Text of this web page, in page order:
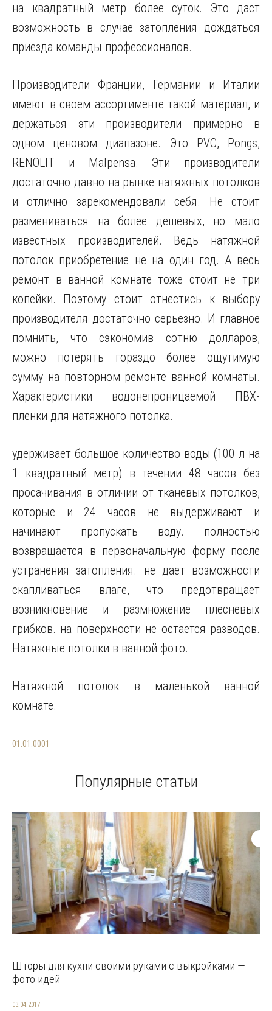
на квадратный метр более суток. Это даст
возможность в случае затопления дождаться
приезда команды профессионалов.
Производители Франции, Германии и Италии
имеют в своем ассортименте такой материал, и
держаться эти производители примерно в
одном ценовом диапазоне. Это PVC, Pongs,
RENOLIT и Malpensa. Эти производители
достаточно давно на рынке натяжных потолков
и отлично зарекомендовали себя. Не стоит
размениваться на более дешевых, но мало
известных производителей. Ведь натяжной
потолок приобретение не на один год. А весь
ремонт в ванной комнате тоже стоит не три
копейки. Поэтому стоит отнестись к выбору
производителя достаточно серьезно. И главное
помнить, что сэкономив сотню долларов,
можно потерять гораздо более ощутимую
сумму на повторном ремонте ванной комнаты.
Характеристики водонепроницаемой ПВХ-
пленки для натяжного потолка.
удерживает большое количество воды (100 л на
1 квадратный метр) в течении 48 часов без
просачивания в отличии от тканевых потолков,
которые и 24 часов не выдерживают и
начинают пропускать воду. полностью
возвращается в первоначальную форму после
устранения затопления. не дает возможности
скапливаться влаге, что предотвращает
возникновение и размножение плесневых
грибков. на поверхности не остается разводов.
Натяжные потолки в ванной фото.
Натяжной потолок в маленькой ванной
комнате.
01.01.0001
Популярные статьи
Шторы для кухни своими руками с выкройками —
фото идей
03.04.2017